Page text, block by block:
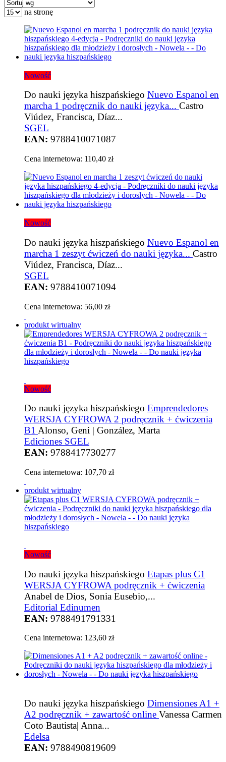
na stronę
Nowość
Do nauki języka hiszpańskiego Nuevo Espanol en
marcha 1 podręcznik do nauki języka... Castro
Viúdez, Francisca, Díaz...
SGEL
EAN: 9788410071087
Cena internetowa: 110,40 zł
Nowość
Do nauki języka hiszpańskiego Nuevo Espanol en
marcha 1 zeszyt ćwiczeń do nauki języka... Castro
Viúdez, Francisca, Díaz...
SGEL
EAN: 9788410071094
Cena internetowa: 56,00 zł
produkt wirtualny
Nowość
Do nauki języka hiszpańskiego Emprendedores
WERSJA CYFROWA 2 podręcznik + ćwiczenia
B1 Alonso, Geni | González, Marta
Ediciones SGEL
EAN: 9788417730277
Cena internetowa: 107,70 zł
produkt wirtualny
Nowość
Do nauki języka hiszpańskiego Etapas plus C1
WERSJA CYFROWA podręcznik + ćwiczenia
Anabel de Dios, Sonia Eusebio,...
Editorial Edinumen
EAN: 9788491791331
Cena internetowa: 123,60 zł
Do nauki języka hiszpańskiego Dimensiones A1 +
A2 podręcznik + zawartość online Vanessa Carmen
Coto Bautista| Anna...
Edelsa
EAN: 9788490819609